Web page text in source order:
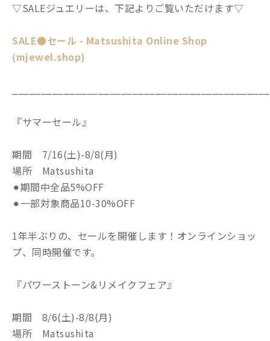
▽SALEジュエリーは、下記よりご覧いただけます▽
SALE●セール - Matsushita Online Shop
(mjewel.shop)
『サマーセール』
期間 7/16(土)-8/8(月)
場所 Matsushita
⚫︎期間中全品5%OFF
⚫︎一部対象商品10-30%OFF
1年半ぶりの、セールを開催します！オンラインショッ
プ、同時開催です。
『パワーストーン&リメイクフェア』
期間 8/6(土)-8/8(月)
場所 Matsushita